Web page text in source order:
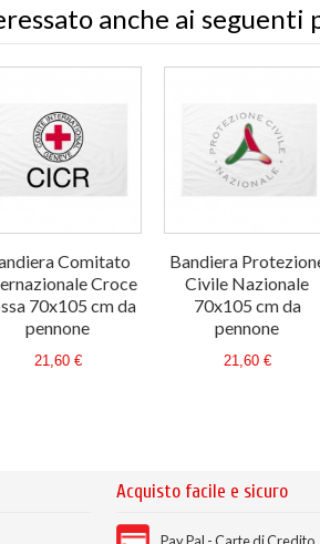
anche ai seguenti
Comitato
Croce
70x105 cm da
pennone
21,60 €
Bandiera
Civile Nazionale
70x105 cm da
pennone
21,60 €
Acquisto facile e sicuro